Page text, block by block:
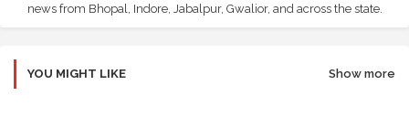
news from Bhopal, Indore, Jabalpur, Gwalior, and across the state.
YOU MIGHT LIKE Show more